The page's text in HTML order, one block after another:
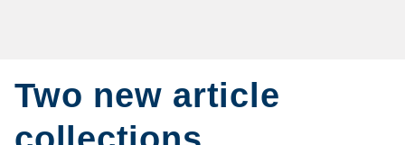
Two new article